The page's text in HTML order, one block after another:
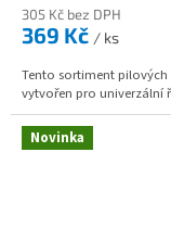
305 Kč bez DPH
369 Kč / ks
Tento sortiment
vytvořen pro univerzální
Novinka